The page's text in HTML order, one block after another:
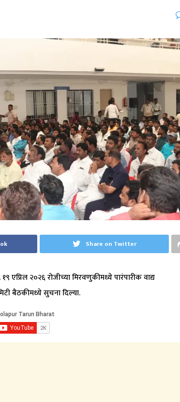
Share on Twitter
२०२६ रोजीच्या मिरवणुकीमध्ये पारंपारीक वाद्य
बैठकीमध्ये सुचना दिल्या.